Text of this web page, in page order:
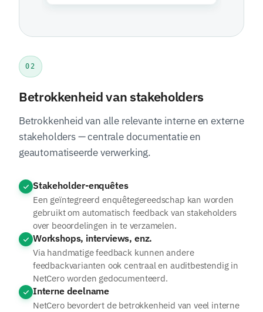
02
Betrokkenheid van stakeholders
Betrokkenheid van alle relevante interne en externe
stakeholders — centrale documentatie en
geautomatiseerde verwerking.
Stakeholder-enquêtes
Een geïntegreerd enquêtegereedschap kan worden
gebruikt om automatisch feedback van stakeholders
over beoordelingen in te verzamelen.
Workshops, interviews, enz.
Via handmatige feedback kunnen andere
feedbackvarianten ook centraal en auditbestendig in
NetCero worden gedocumenteerd.
Interne deelname
NetCero bevordert de betrokkenheid van veel interne